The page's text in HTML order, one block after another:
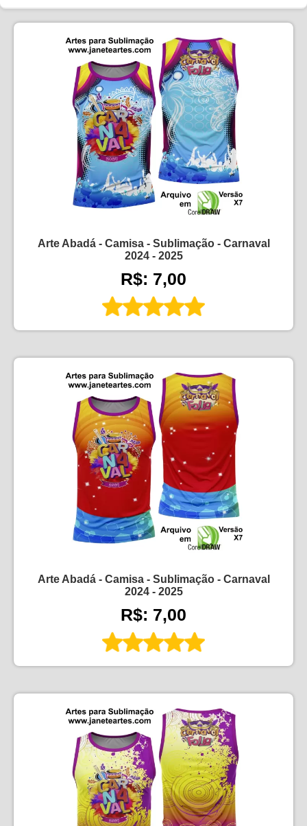
Arte Abadá - Camisa - Sublimação - Carnaval
2024 - 2025
R$: 7,00
Arte Abadá - Camisa - Sublimação - Carnaval
2024 - 2025
R$: 7,00